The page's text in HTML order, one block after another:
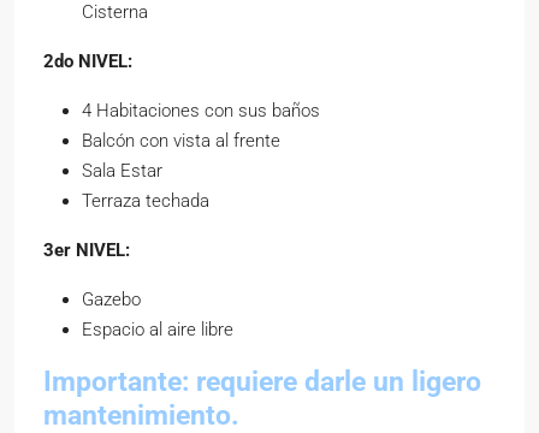
Cisterna
2do NIVEL:
4 Habitaciones con sus baños
Balcón con vista al frente
Sala Estar
Terraza techada
3er NIVEL:
Gazebo
Espacio al aire libre
Importante: requiere darle un ligero
mantenimiento.